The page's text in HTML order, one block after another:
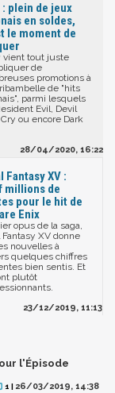
: plein de jeux
en soldes,
le moment de
vient tout juste
de
promotions à
de "hits
parmi lesquels
Evil, Devil
ou encore Dark
28/04/2020, 16:22
Fantasy XV :
millions de
pour le hit de
Enix
opus de la saga,
Fantasy XV donne
nouvelles à
quelques chiffres
bien sentis. Et
plutôt
23/12/2019, 11:13
l'Épisode
1 | 26/03/2019, 14:38